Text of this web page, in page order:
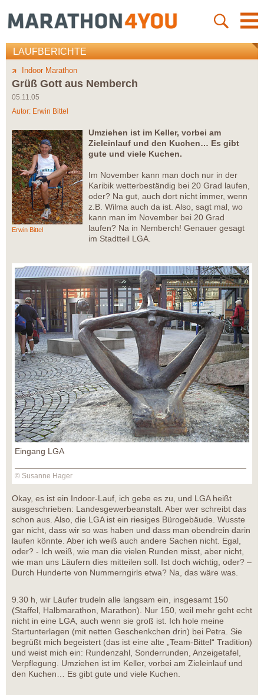
LAUFBERICHTE
Indoor Marathon
Grüß Gott aus Nemberch
05.11.05
Autor: Erwin Bittel
Erwin Bittel
Umziehen ist im Keller, vorbei am
Zieleinlauf und den Kuchen… Es gibt
gute und viele Kuchen.
Im November kann man doch nur in der
Karibik wetterbeständig bei 20 Grad laufen,
oder? Na gut, auch dort nicht immer, wenn
z.B. Wilma auch da ist. Also, sagt mal, wo
kann man im November bei 20 Grad
laufen? Na in Nemberch! Genauer gesagt
im Stadtteil LGA.
Eingang LGA
© Susanne Hager
Okay, es ist ein Indoor-Lauf, ich gebe es zu, und LGA heißt
ausgeschrieben: Landesgewerbeanstalt. Aber wer schreibt das
schon aus. Also, die LGA ist ein riesiges Bürogebäude. Wusste
gar nicht, dass wir so was haben und dass man obendrein darin
laufen könnte. Aber ich weiß auch andere Sachen nicht. Egal,
oder? - Ich weiß, wie man die vielen Runden misst, aber nicht,
wie man uns Läufern dies mitteilen soll. Ist doch wichtig, oder? –
Durch Hunderte von Nummerngirls etwa? Na, das wäre was.
9.30 h, wir Läufer trudeln alle langsam ein, insgesamt 150
(Staffel, Halbmarathon, Marathon). Nur 150, weil mehr geht echt
nicht in eine LGA, auch wenn sie groß ist. Ich hole meine
Startunterlagen (mit netten Geschenkchen drin) bei Petra. Sie
begrüßt mich begeistert (das ist eine alte „Team-Bittel“ Tradition)
und weist mich ein: Rundenzahl, Sonderrunden, Anzeigetafel,
Verpflegung. Umziehen ist im Keller, vorbei am Zieleinlauf und
den Kuchen… Es gibt gute und viele Kuchen.